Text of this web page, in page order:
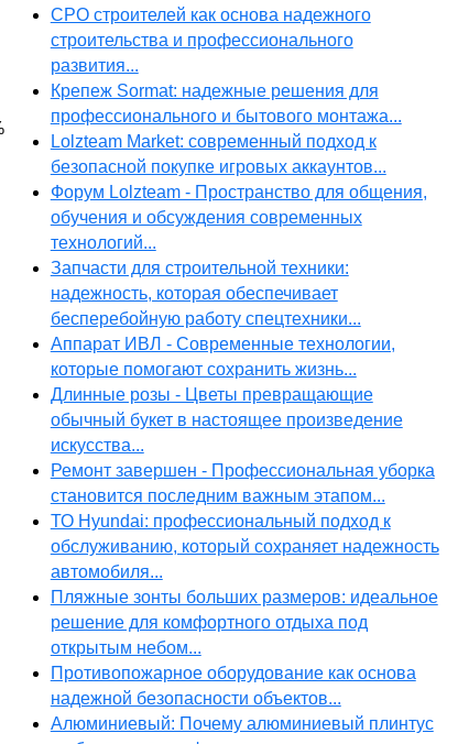
СРО строителей как основа надежного
строительства и профессионального
развития...
Крепеж Sormat: надежные решения для
профессионального и бытового монтажа...
Lolzteam Market: современный подход к
безопасной покупке игровых аккаунтов...
Форум Lolzteam - Пространство для общения,
обучения и обсуждения современных
технологий...
Запчасти для строительной техники:
надежность, которая обеспечивает
бесперебойную работу спецтехники...
Аппарат ИВЛ - Современные технологии,
которые помогают сохранить жизнь...
Длинные розы - Цветы превращающие
обычный букет в настоящее произведение
искусства...
Ремонт завершен - Профессиональная уборка
становится последним важным этапом...
ТО Hyundai: профессиональный подход к
обслуживанию, который сохраняет надежность
автомобиля...
Пляжные зонты больших размеров: идеальное
решение для комфортного отдыха под
открытым небом...
Противопожарное оборудование как основа
надежной безопасности объектов...
Алюминиевый: Почему алюминиевый плинтус